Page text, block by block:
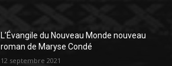
L’Évangile du Nouveau Monde nouveau
roman de Maryse Condé
12 septembre 2021